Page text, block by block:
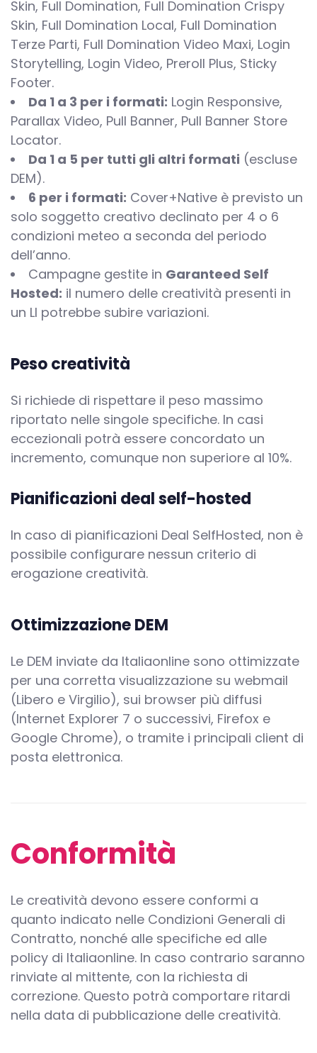
Skin, Full Domination, Full Domination Crispy
Skin, Full Domination Local, Full Domination
Terze Parti, Full Domination Video Maxi, Login
Storytelling, Login Video, Preroll Plus, Sticky
Footer.
Da 1 a 3 per i formati: Login Responsive,
Parallax Video, Pull Banner, Pull Banner Store
Locator.
Da 1 a 5 per tutti gli altri formati (escluse
DEM).
6 per i formati: Cover+Native è previsto un
solo soggetto creativo declinato per 4 o 6
condizioni meteo a seconda del periodo
dell’anno.
Campagne gestite in Garanteed Self
Hosted: il numero delle creatività presenti in
un LI potrebbe subire variazioni.
Peso creatività
Si richiede di rispettare il peso massimo
riportato nelle singole specifiche. In casi
eccezionali potrà essere concordato un
incremento, comunque non superiore al 10%.
Pianificazioni deal self-hosted
In caso di pianificazioni Deal SelfHosted, non è
possibile configurare nessun criterio di
erogazione creatività.
Ottimizzazione DEM
Le DEM inviate da Italiaonline sono ottimizzate
per una corretta visualizzazione su webmail
(Libero e Virgilio), sui browser più diffusi
(Internet Explorer 7 o successivi, Firefox e
Google Chrome), o tramite i principali client di
posta elettronica.
Conformità
Le creatività devono essere conformi a
quanto indicato nelle Condizioni Generali di
Contratto, nonché alle specifiche ed alle
policy di Italiaonline. In caso contrario saranno
rinviate al mittente, con la richiesta di
correzione. Questo potrà comportare ritardi
nella data di pubblicazione delle creatività.